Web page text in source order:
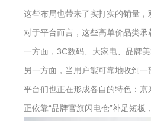
这些布局也带来了实打实的销量
对于平台而言，这些高单价品类承
一方面，3C数码、大家电、品牌
另一方面，当用户能可靠地收到
平台们也正在形成各自的特色：
正依靠“品牌官旗闪电仓”补足短